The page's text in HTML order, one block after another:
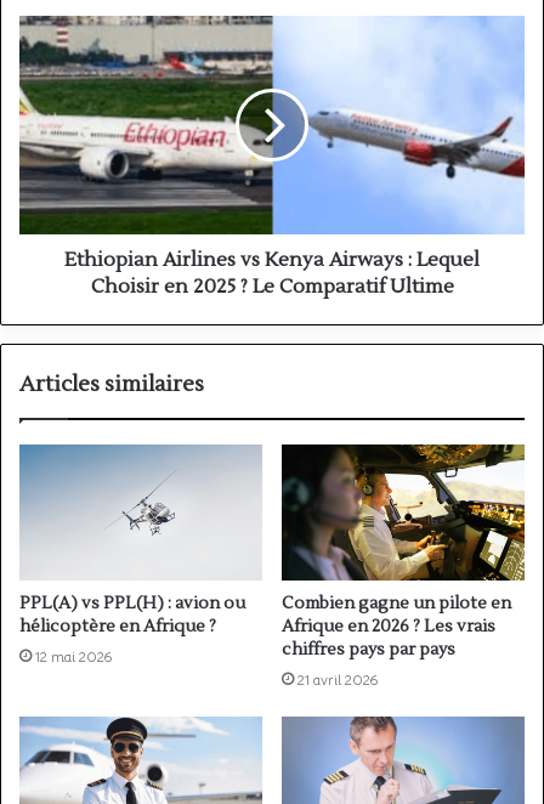
Ultime
Ethiopian
Airlines
vs
Kenya
Airways
:
Lequel
Choisir
en
2025
Comparatif
Ethiopian Airlines vs Kenya Airways : Lequel
Choisir en 2025 ? Le Comparatif Ultime
Articles similaires
PPL(A) vs PPL(H) : avion ou
hélicoptère en Afrique ?
12 mai 2026
Combien gagne un pilote en
Afrique en 2026 ? Les vrais
chiffres pays par pays
21 avril 2026